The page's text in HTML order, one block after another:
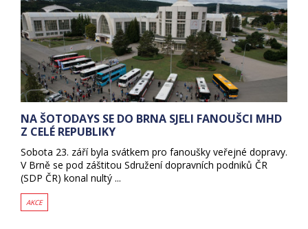
NA ŠOTODAYS SE DO BRNA SJELI FANOUŠCI MHD
Z CELÉ REPUBLIKY
Sobota 23. září byla svátkem pro fanoušky veřejné dopravy.
V Brně se pod záštitou Sdružení dopravních podniků ČR
(SDP ČR) konal nultý ...
AKCE